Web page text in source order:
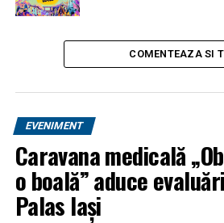
COMENTEAZA SI
EVENIMENT
Caravana medicală
o boală” aduce
Palas Iași